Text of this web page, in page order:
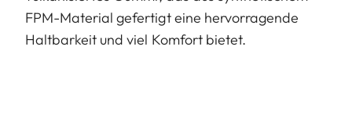
FPM-Material gefertigt eine hervorragende
Haltbarkeit und viel Komfort bietet.